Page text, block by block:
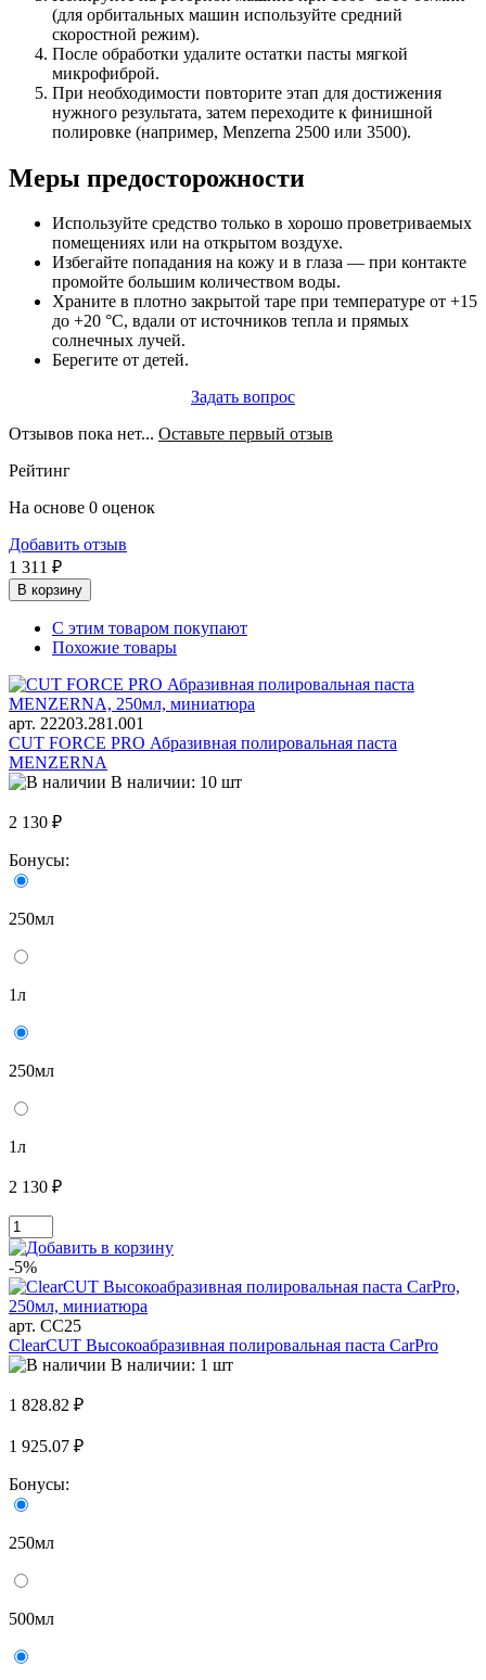
(для орбитальных машин используйте средний
скоростной режим).
После обработки удалите остатки пасты мягкой
микрофиброй.
При необходимости повторите этап для достижения
нужного результата, затем переходите к финишной
полировке (например, Menzerna 2500 или 3500).
Меры предосторожности
Используйте средство только в хорошо проветриваемых
помещениях или на открытом воздухе.
Избегайте попадания на кожу и в глаза — при контакте
промойте большим количеством воды.
Храните в плотно закрытой таре при температуре от +15
до +20 °C, вдали от источников тепла и прямых
солнечных лучей.
Берегите от детей.
Задать вопрос
Отзывов пока нет... Оставьте первый отзыв
Рейтинг
На основе 0 оценок
Добавить отзыв
1 311 ₽
В корзину
С этим товаром покупают
Похожие товары
арт. 22203.281.001
CUT FORCE PRO Абразивная полировальная паста
MENZERNA
В наличии: 10 шт
2 130 ₽
Бонусы:
250мл
1л
250мл
1л
2 130 ₽
-5%
арт. CC25
ClearCUT Высокоабразивная полировальная паста CarPro
В наличии: 1 шт
1 828.82 ₽
1 925.07 ₽
Бонусы:
250мл
500мл